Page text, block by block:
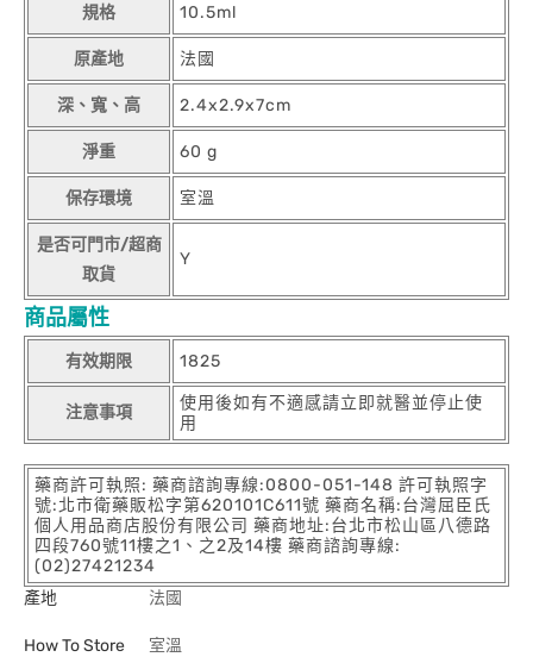
規格 10.5ml
原產地 法國
深、寬、高 2.4x2.9x7cm
淨重 60 g
保存環境 室溫
是否可門市/超商
取貨
Y
商品屬性
有效期限 1825
注意事項
使用後如有不適感請立即就醫並停止使
用
藥商許可執照: 藥商諮詢專線:0800-051-148 許可執照字
號:北市衛藥販松字第620101C611號 藥商名稱:台灣屈臣氏
個人用品商店股份有限公司 藥商地址:台北市松山區八德路
四段760號11樓之1、之2及14樓 藥商諮詢專線:
(02)27421234
產地
法國
How To Store 室溫